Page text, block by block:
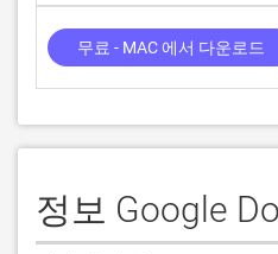
무료 - MAC 에서 다운로드
정보 Google